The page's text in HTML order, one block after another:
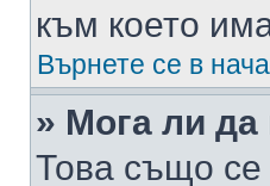
към което
Върнете се в
» Мога ли да
Това също се